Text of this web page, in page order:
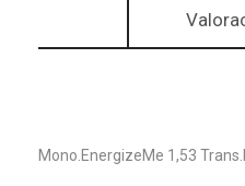
Mono.EnergizeMe 1,53